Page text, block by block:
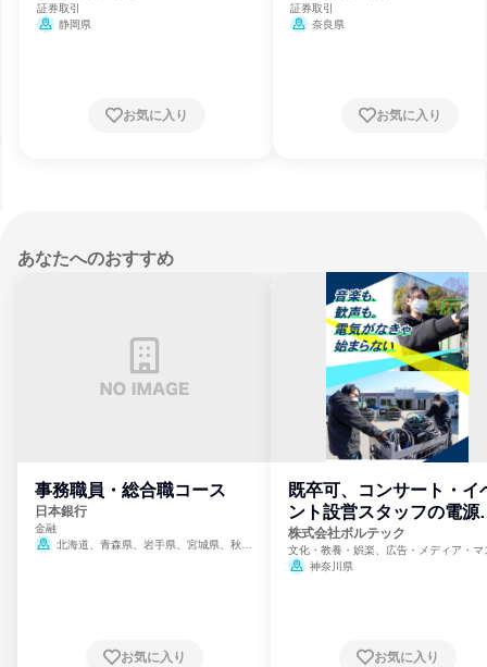
証券取引
静岡県
お気に入り
証券取引
奈良県
お気に入り
あなたへのおすすめ
事務職員・総合職コース
日本銀行
金融
北海道、青森県、岩手県、宮城県、秋田
崎県、熊本県、大分県、宮崎県、鹿児島県、
お気に入り
既卒可、コンサート・イ
ント設営スタッフの電源
門
株式会社ボルテック
文化・教養・娯楽、広告・メディア・マ
ミ、電力・ガス・水道・エネルギー
神奈川県
お気に入り